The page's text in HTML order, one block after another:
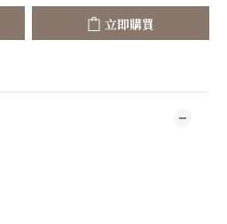
立即購買